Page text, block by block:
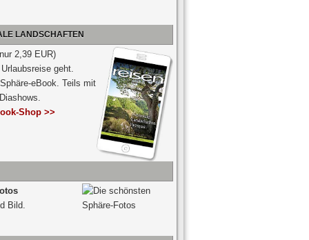
LANDSCHAFTEN
2,39 EUR)
geht.
eBook. Teils mit
Shop >>
Bild.